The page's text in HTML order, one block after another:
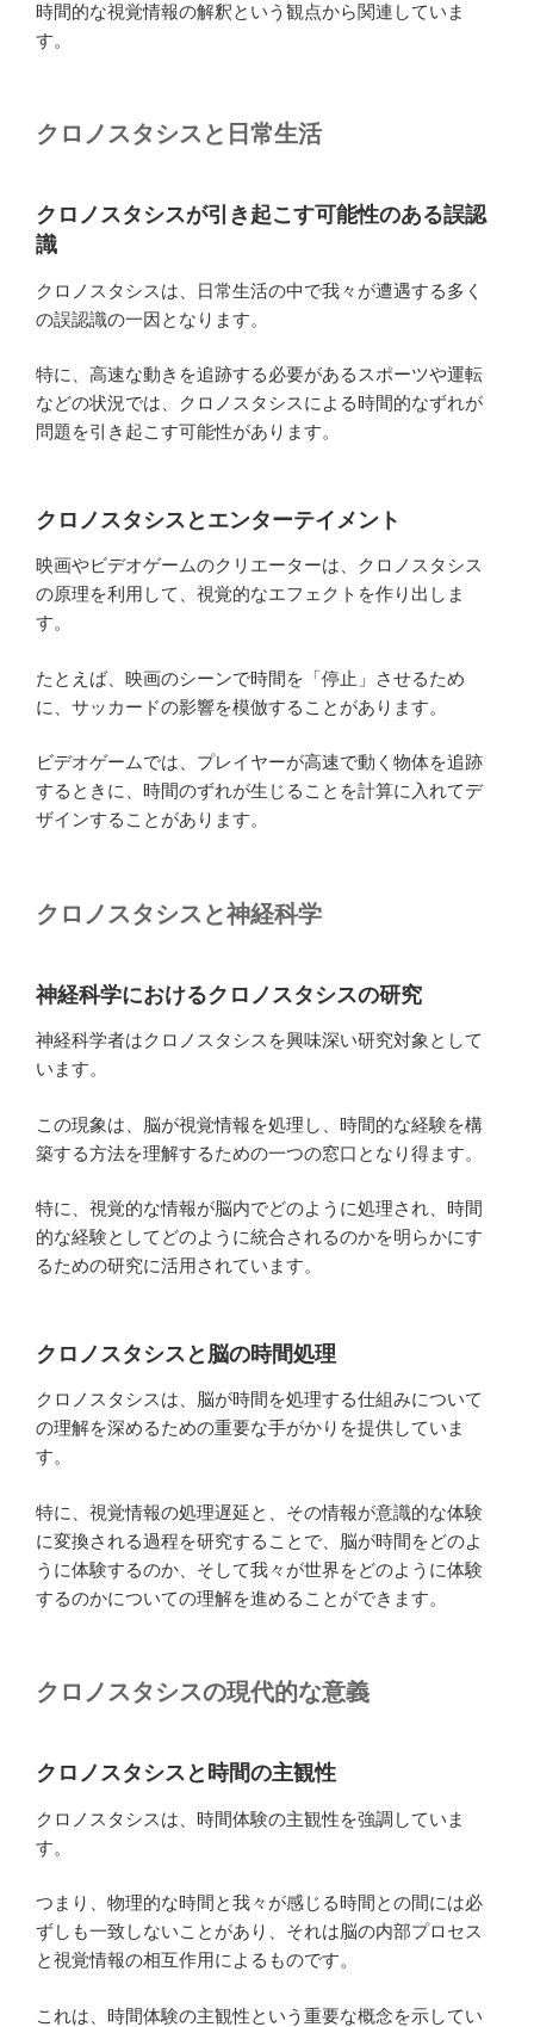
時間的な視覚情報の解釈という観点から関連していま
す。
クロノスタシスと日常生活
クロノスタシスが引き起こす可能性のある誤認
識
クロノスタシスは、日常生活の中で我々が遭遇する多く
の誤認識の一因となります。
特に、高速な動きを追跡する必要があるスポーツや運転
などの状況では、クロノスタシスによる時間的なずれが
問題を引き起こす可能性があります。
クロノスタシスとエンターテイメント
映画やビデオゲームのクリエーターは、クロノスタシス
の原理を利用して、視覚的なエフェクトを作り出しま
す。
たとえば、映画のシーンで時間を「停止」させるため
に、サッカードの影響を模倣することがあります。
ビデオゲームでは、プレイヤーが高速で動く物体を追跡
するときに、時間のずれが生じることを計算に入れてデ
ザインすることがあります。
クロノスタシスと神経科学
神経科学におけるクロノスタシスの研究
神経科学者はクロノスタシスを興味深い研究対象として
います。
この現象は、脳が視覚情報を処理し、時間的な経験を構
築する方法を理解するための一つの窓口となり得ます。
特に、視覚的な情報が脳内でどのように処理され、時間
的な経験としてどのように統合されるのかを明らかにす
るための研究に活用されています。
クロノスタシスと脳の時間処理
クロノスタシスは、脳が時間を処理する仕組みについて
の理解を深めるための重要な手がかりを提供していま
す。
特に、視覚情報の処理遅延と、その情報が意識的な体験
に変換される過程を研究することで、脳が時間をどのよ
うに体験するのか、そして我々が世界をどのように体験
するのかについての理解を進めることができます。
クロノスタシスの現代的な意義
クロノスタシスと時間の主観性
クロノスタシスは、時間体験の主観性を強調していま
す。
つまり、物理的な時間と我々が感じる時間との間には必
ずしも一致しないことがあり、それは脳の内部プロセス
と視覚情報の相互作用によるものです。
これは、時間体験の主観性という重要な概念を示してい